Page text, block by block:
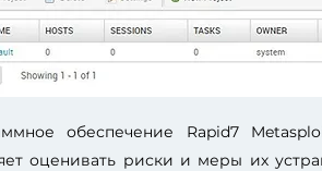
обеспечение Rapid7
оценивать риски и меры их